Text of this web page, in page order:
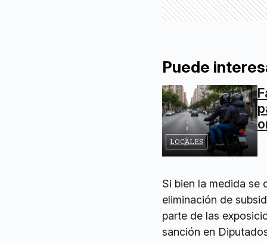
Puede
LOCALES
Si bien la medida se
eliminación de
parte de las
sanción en